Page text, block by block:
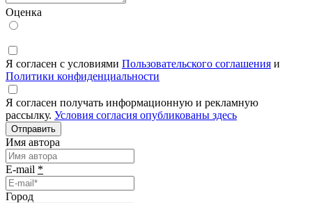
Оценка
Я согласен с условиями Пользовательского соглашения и
Политики конфиденциальности
Я согласен получать информационную и рекламную
рассылку. Условия согласия опубликованы здесь
Отправить
Имя автора
E-mail *
Город